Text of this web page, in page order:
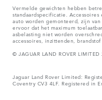
Vermelde gewichten hebben
standaardspecificatie.
auto worden gemonteerd, zijn
ervoor dat het maximum
asbelasting niet worden
accessoires, inzittenden, brandstof
© JAGUAR LAND ROVER LIMITED
Jaguar Land Rover Limited:
Coventry CV3 4LF. Registered in